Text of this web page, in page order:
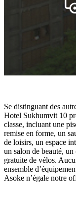
Se distinguant des
Hotel Sukhumvit 10
classe, incluant une
remise en forme, un
de loisirs, un espace
un salon de beauté,
gratuite de vélos.
ensemble
Asoke n’égale notre